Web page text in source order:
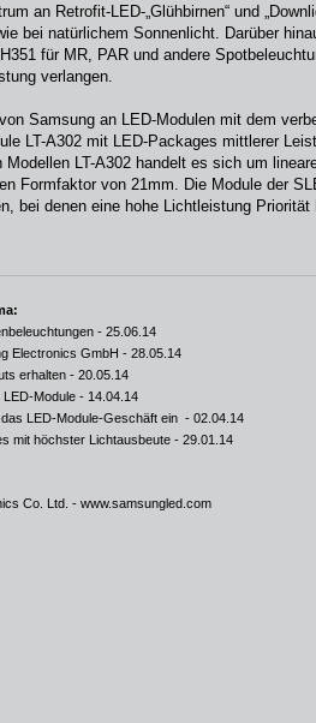
an Retrofit-LED-„Glühbirnen“ und
bei natürlichem Sonnenlicht. Darüber
für MR, PAR und andere
verlangen.
Samsung an LED-Modulen mit dem
LT-A302 mit LED-Packages mittlerer
LT-A302 handelt es sich um
Formfaktor von 21mm. Die Module der
bei denen eine hohe Lichtleistung Priorität
- 25.06.14
Electronics GmbH - 28.05.14
erhalten - 20.05.14
Module - 14.04.14
LED-Module-Geschäft ein - 02.04.14
mit höchster Lichtausbeute - 29.01.14
Co. Ltd. - www.samsungled.com